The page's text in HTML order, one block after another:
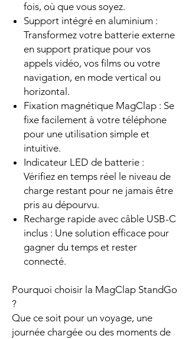
fois, où que vous soyez.
Support intégré en aluminium :
Transformez votre batterie externe
en support pratique pour vos
appels vidéo, vos films ou votre
navigation, en mode vertical ou
horizontal.
Fixation magnétique MagClap : Se
fixe facilement à votre téléphone
pour une utilisation simple et
intuitive.
Indicateur LED de batterie :
Vérifiez en temps réel le niveau de
charge restant pour ne jamais être
pris au dépourvu.
Recharge rapide avec câble USB-C
inclus : Une solution efficace pour
gagner du temps et rester
connecté.
Pourquoi choisir la MagClap StandGo
?
Que ce soit pour un voyage, une
journée chargée ou des moments de